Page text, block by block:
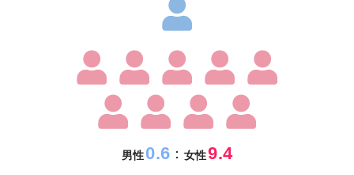
男性0.6：女性9.4